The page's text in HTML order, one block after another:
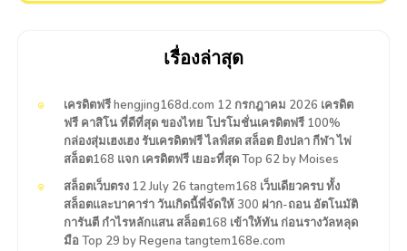
เรื่องล่าสุด
เครดิตฟรี hengjing168d.com 12 กรกฎาคม 2026 เครดิต
ฟรี คาสิโน ที่ดีที่สุด ของไทย โปรโมชั่นเครดิตฟรี 100%
กล่องสุ่มเฮงเฮง รับเครดิตฟรี ไลฟ์สด สล็อต ยิงปลา กีฬา ไพ่
สล็อต168 แจก เครดิตฟรี เยอะที่สุด Top 62 by Moises
สล็อตเว็บตรง 12 July 26 tangtem168 เว็บเดียวครบ ทั้ง
สล็อตและบาคาร่า วันเกิดนี้พี่จัดให้ 300 ฝาก-ถอน อัตโนมัติ
การันตี กำไรหลักแสน สล็อต168 เข้าให้ทัน ก่อนรางวัลหลุด
มือ Top 29 by Regena tangtem168e.com